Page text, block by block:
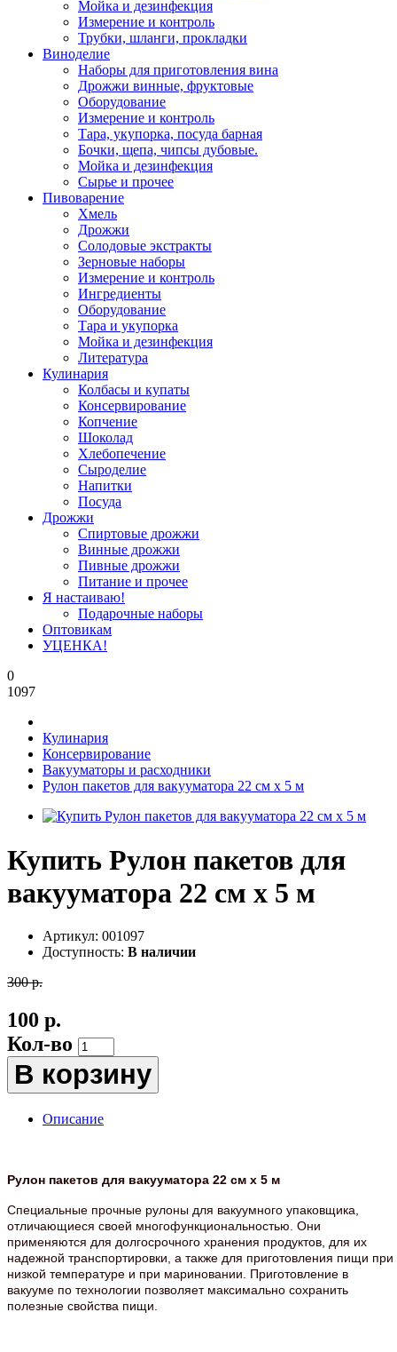
Мойка и дезинфекция
Измерение и контроль
Трубки, шланги, прокладки
Виноделие
Наборы для приготовления вина
Дрожжи винные, фруктовые
Оборудование
Измерение и контроль
Тара, укупорка, посуда барная
Бочки, щепа, чипсы дубовые.
Мойка и дезинфекция
Сырье и прочее
Пивоварение
Хмель
Дрожжи
Солодовые экстракты
Зерновые наборы
Измерение и контроль
Ингредиенты
Оборудование
Тара и укупорка
Мойка и дезинфекция
Литература
Кулинария
Колбасы и купаты
Консервирование
Копчение
Шоколад
Хлебопечение
Сыроделие
Напитки
Посуда
Дрожжи
Спиртовые дрожжи
Винные дрожжи
Пивные дрожжи
Питание и прочее
Я настаиваю!
Подарочные наборы
Оптовикам
УЦЕНКА!
0
1097
Кулинария
Консервирование
Вакууматоры и расходники
Рулон пакетов для вакууматора 22 см х 5 м
Купить Рулон пакетов для
вакууматора 22 см х 5 м
Артикул: 001097
Доступность: В наличии
300 р.
100 р.
Кол-во
В корзину
Описание
Рулон пакетов для вакууматора 22 см х 5 м
Специальные прочные рулоны для вакуумного упаковщика,
отличающиеся своей многофункциональностью. Они
применяются для долгосрочного хранения продуктов, для их
надежной транспортировки, а также для приготовления пищи при
низкой температуре и при мариновании. Приготовление в
вакууме по технологии позволяет максимально сохранить
полезные свойства пищи.